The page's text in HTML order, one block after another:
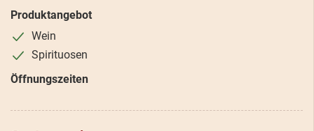
Produktangebot
Wein
Spirituosen
Öffnungszeiten